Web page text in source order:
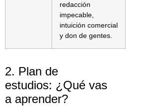
redacción
impecable,
intuición comercial
y don de gentes.
2. Plan de
estudios: ¿Qué vas
a aprender?